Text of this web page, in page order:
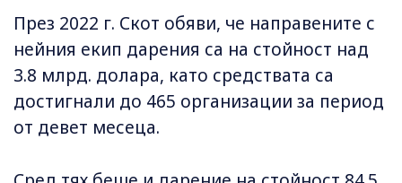
През 2022 г. Скот обяви, че направените с
нейния екип дарения са на стойност над
3.8 млрд. долара, като средствата са
достигнали до 465 организации за период
от девет месеца.